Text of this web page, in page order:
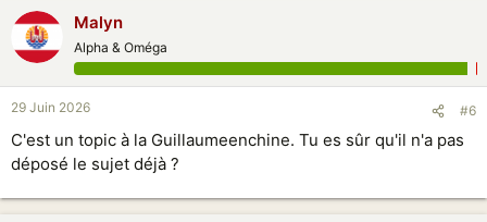
Malyn
Alpha & Oméga
29 Juin 2026 #6
C'est un topic à la Guillaumeenchine. Tu es sûr qu'il n'a pas
déposé le sujet déjà ?